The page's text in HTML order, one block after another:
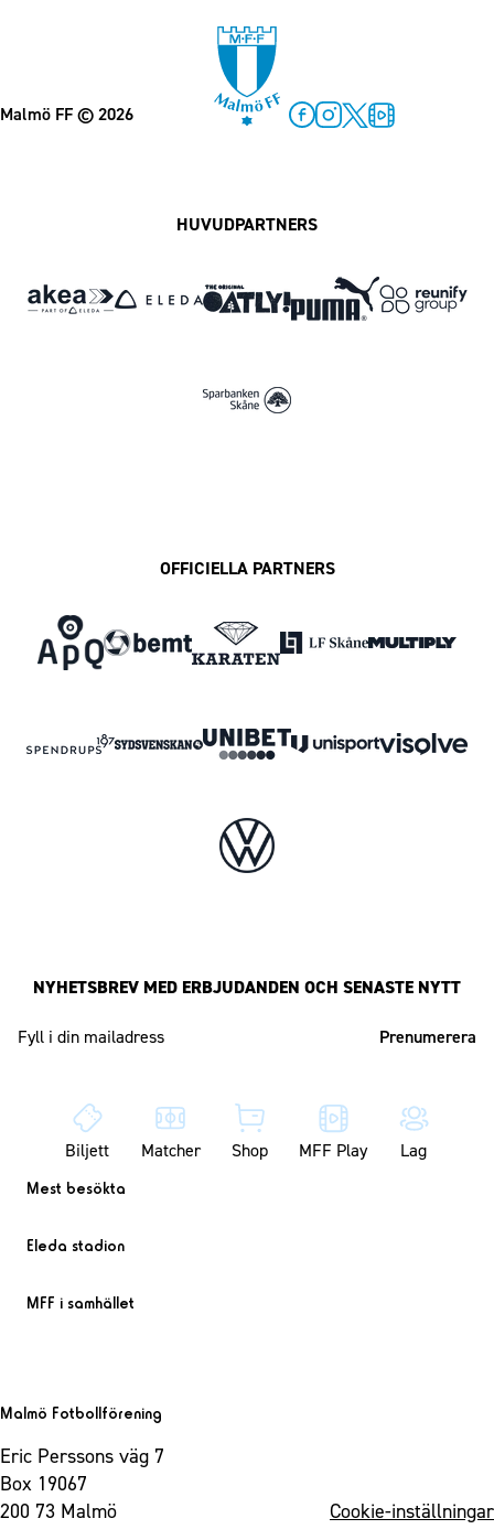
Malmö FF© 2026
HUVUDPARTNERS
OFFICIELLA PARTNERS
NYHETSBREV MED ERBJUDANDEN OCH SENASTE NYTT
Biljett Matcher Shop MFF Play Lag
Mest besökta
Eleda stadion
MFF i samhället
Malmö Fotbollförening
Eric Perssons väg 7
Box 19067
200 73 Malmö
Cookie-inställningar